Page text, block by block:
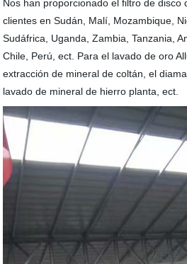
Nos han proporcionado el filtro de disco
clientes en Sudán, Malí, Mozambique,
Sudáfrica, Uganda, Zambia, Tanzania,
Chile, Perú, ect. Para el lavado de oro
extracción de mineral de coltán, el
lavado de mineral de hierro planta, ect.